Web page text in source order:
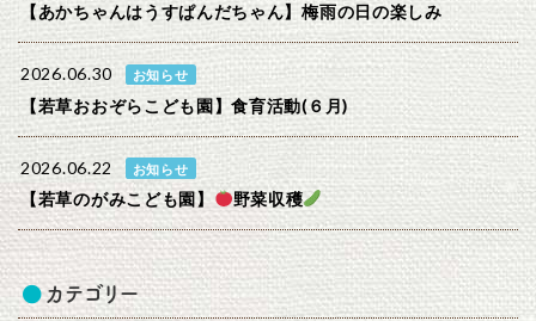
【あかちゃんはうすぱんだちゃん】梅雨の日の楽しみ
2026.06.30 お知らせ
【若草おおぞらこども園】食育活動(６月)
2026.06.22 お知らせ
【若草のがみこども園】 野菜収穫
カテゴリー